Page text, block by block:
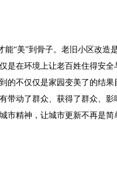
“美”到骨子。老旧小区改
是在环境上让老百姓住得安
的不仅仅是家园变美了的结
带动了群众、获得了群众、
精神，让城市更新不再是简